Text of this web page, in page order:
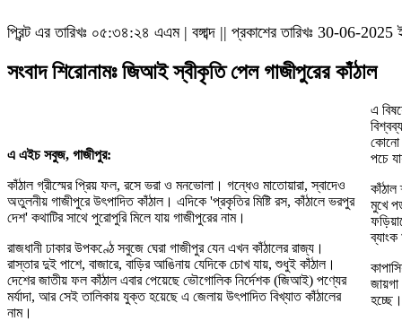
প্রিন্ট এর তারিখঃ ০৫:৩৪:২৪ এএম| বঙ্গাব্দ || প্রকাশের তারিখঃ 30-06-2025
সংবাদ শিরোনামঃ জিআই স্বীকৃতি পেল গাজীপুরের কাঁঠাল
এ এইচ সবুজ, গাজীপুর:
কাঁঠাল গ্রীস্মের প্রিয় ফল, রসে ভরা ও মনভোলা। গন্ধেও মাতোয়ারা, স্বাদেও
অতুলনীয় গাজীপুরে উৎপাদিত কাঁঠাল। এদিকে 'প্রকৃতির মিষ্টি রস, কাঁঠালে ভরপুর
দেশ' কথাটির সাথে পুরোপুরি মিলে যায় গাজীপুরের নাম।
রাজধানী ঢাকার উপকণ্ঠে সবুজে ঘেরা গাজীপুর যেন এখন কাঁঠালের রাজ্য।
রাস্তার দুই পাশে, বাজারে, বাড়ির আঙিনায় যেদিকে চোখ যায়, শুধুই কাঁঠাল।
দেশের জাতীয় ফল কাঁঠাল এবার পেয়েছে ভৌগোলিক নির্দেশক (জিআই) পণ্যের
মর্যাদা, আর সেই তালিকায় যুক্ত হয়েছে এ জেলায় উৎপাদিত বিখ্যাত কাঁঠালের
নাম।
এ
কোনো
পচে
মুখে
হচ্ছে।